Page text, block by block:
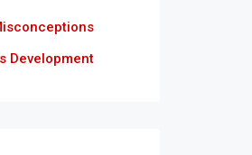
Development